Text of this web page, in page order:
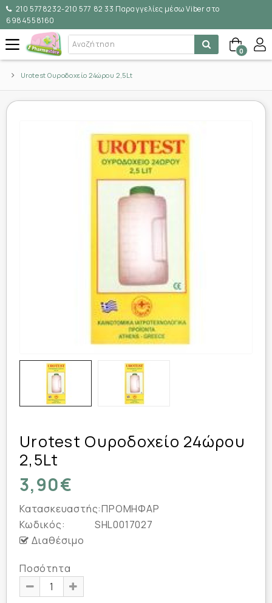
210 5778232-210 577 82 33 Παραγγελίες μέσω Viber στο
6984558160
0
Urotest Ουροδοχείο 24ώρου 2,5Lt
Urotest Ουροδοχείο 24ώρου
2,5Lt
3,90€
Κατασκευαστής:ΠΡΟΜΗΦΑΡ
Κωδικός:
SHL0017027
Διαθέσιμο
Ποσότητα